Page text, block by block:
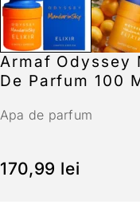
Armaf Odyssey
De Parfum 100
Apa de parfum
170,99 lei